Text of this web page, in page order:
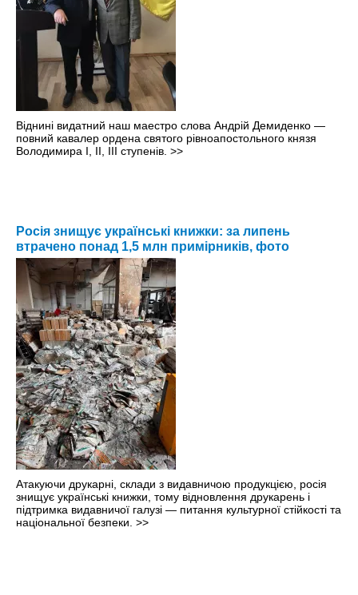
Віднині видатний наш маестро слова Андрій Демиденко —
повний кавалер ордена святого рівноапостольного князя
Володимира І, ІІ, ІІІ ступенів. >>
Росія знищує українські книжки: за липень
втрачено понад 1,5 млн примірників, фото
Атакуючи друкарні, склади з видавничою продукцією, росія
знищує українські книжки, тому відновлення друкарень і
підтримка видавничої галузі — питання культурної стійкості та
національної безпеки. >>